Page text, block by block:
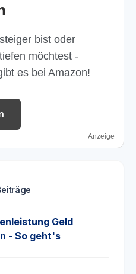
bist oder
möchtest -
es bei Amazon!
Anzeige
Geld
- So geht's